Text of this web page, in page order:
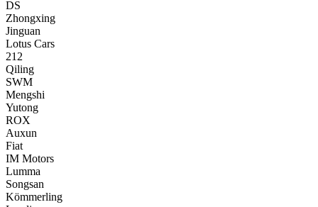
DS
Zhongxing
Jinguan
Lotus Cars
212
Qiling
SWM
Mengshi
Yutong
ROX
Auxun
Fiat
IM Motors
Lumma
Songsan
Kömmerling